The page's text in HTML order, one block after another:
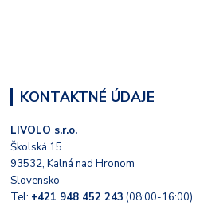
KONTAKTNÉ ÚDAJE
LIVOLO s.r.o.
Školská 15
93532, Kalná nad Hronom
Slovensko
Tel: +421 948 452 243 (08:00-16:00)